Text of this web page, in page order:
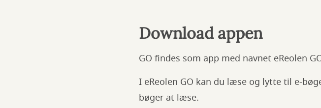
Download appen
GO findes som app med navnet eReolen
I eReolen GO kan du læse og lytte til e-
bøger at læse.